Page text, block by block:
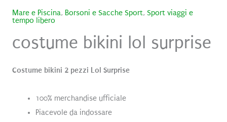
Mare e Piscina, Borsoni e Sacche Sport, Sport viaggi e
tempo libero
costume bikini lol surprise
Costume bikini 2 pezzi Lol Surprise
100% merchandise ufficiale
Piacevole da indossare